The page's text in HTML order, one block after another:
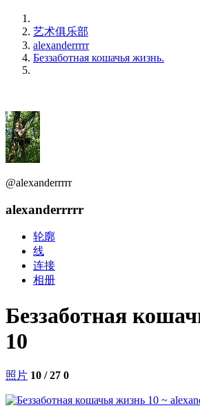
艺术俱乐部
alexanderrrrr
Беззаботная кошачья жизнь.
@alexanderrrrr
alexanderrrrr
轮廓
线
连接
相册
Беззаботная
10
照片 10 / 27 0